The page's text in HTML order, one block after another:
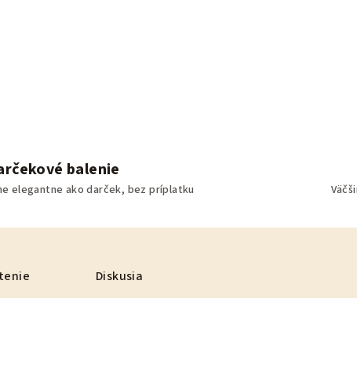
balenie
elegantne ako darček, bez príplatku
Diskusia